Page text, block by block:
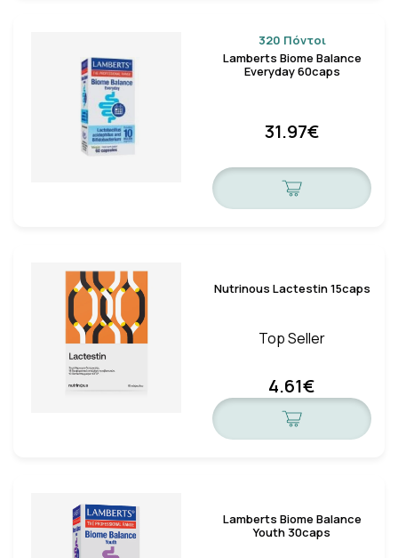
320 Πόντοι
Lamberts Biome Balance
Everyday 60caps
31.97€
Nutrinous Lactestin 15caps
Top Seller
4.61€
Lamberts Biome Balance
Youth 30caps